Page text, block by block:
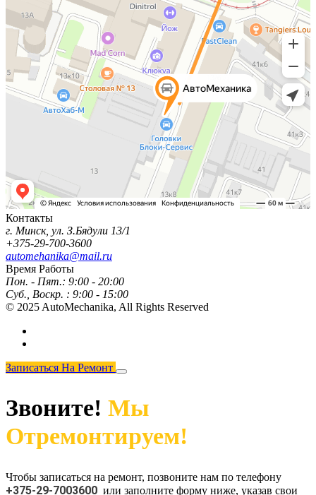
Контакты
г. Минск, ул. З.Бядули 13/1
+375-29-700-3600
automehanika@mail.ru
Время Работы
Пон. - Пят.: 9:00 - 20:00
Суб., Воскр. : 9:00 - 15:00
© 2025 AutoMechanika, All Rights Reserved
Записаться На Ремонт
Звоните! Мы
Отремонтируем!
Чтобы записаться на ремонт, позвоните нам по телефону
+375-29-7003600 или заполните форму ниже, указав свои